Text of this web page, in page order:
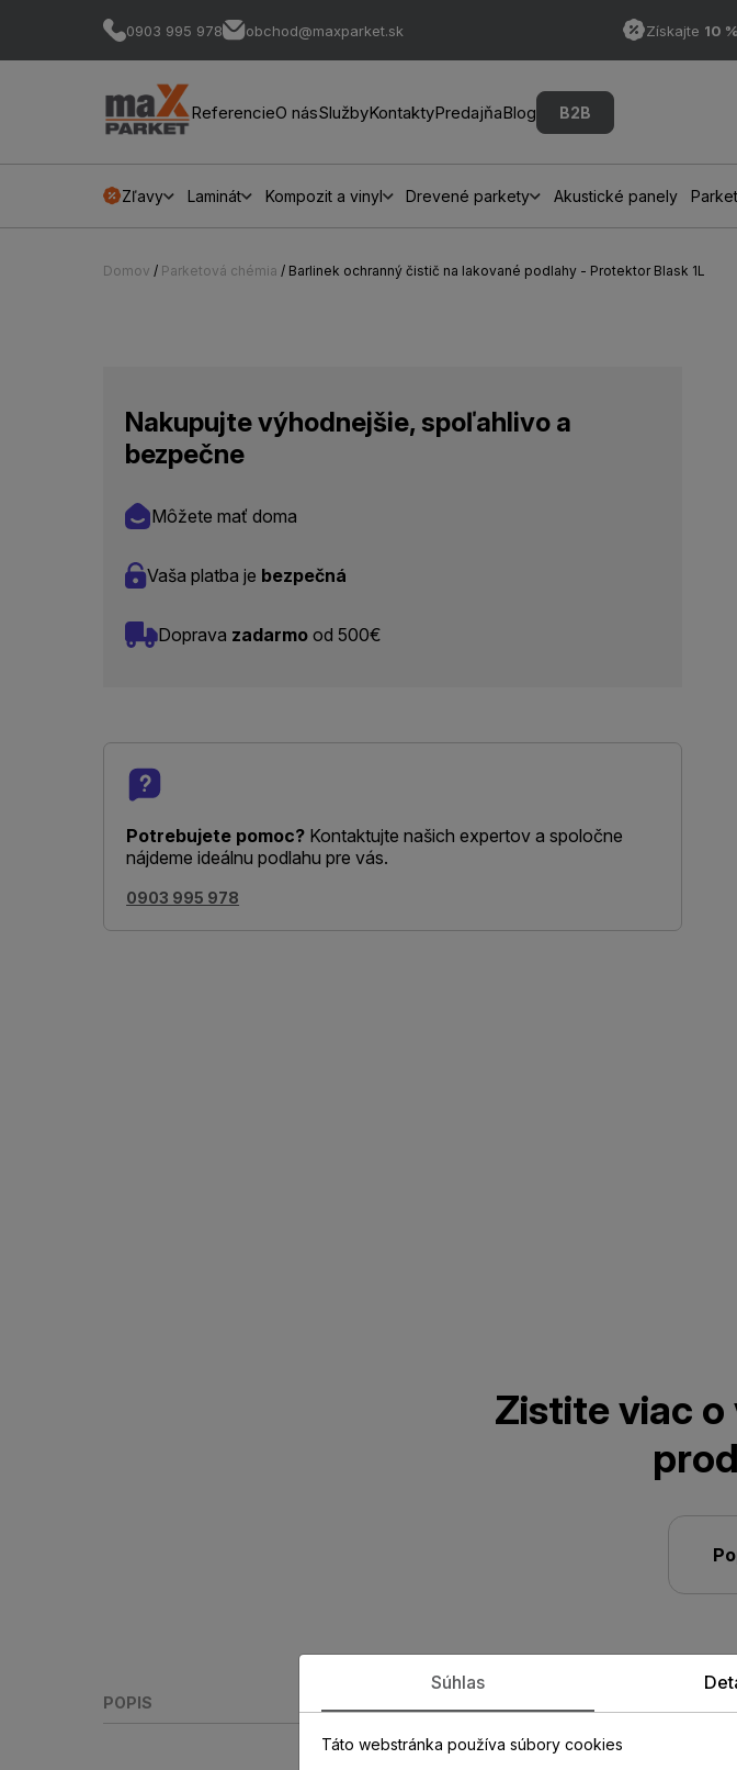
0903 995 978 obchod@maxparket.sk Získajte 10
ReferencieO násSlužbyKontaktyPredajňaBlog B2B
Zľavy Laminát Kompozit a vinyl Drevené parkety Akustické panely
Domov / Parketová chémia / Barlinek ochranný čistič na lakované podlahy - Protektor Blask 1L
Nakupujte výhodnejšie, spoľahlivo a
bezpečne
Môžete mať doma
Vaša platba je bezpečná
Doprava zadarmo od 500€
Potrebujete pomoc? Kontaktujte našich expertov a spoločne
nájdeme ideálnu podlahu pre vás.
0903 995 978
Zistite viac
POPIS
Súhlas
Táto webstránka používa súbory cookies